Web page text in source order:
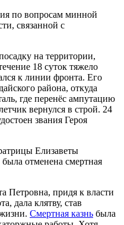
по вопросам минной
связанной с
на территории,
18 суток тяжело
к линии фронта. Его
района, откуда
где перенёс ампутацию
вернулся в строй. 24
звания Героя
Елизаветы
отменена смертная
Петровна, придя к власти
дала клятву, став
Смертная казнь была